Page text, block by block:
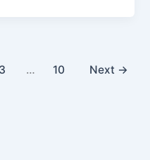
3 … 10 Next →